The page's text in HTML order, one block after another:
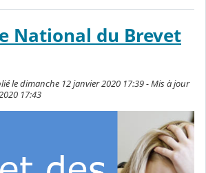
National du Brevet
le dimanche 12 janvier 2020 17:39 - Mis à jour
17:43